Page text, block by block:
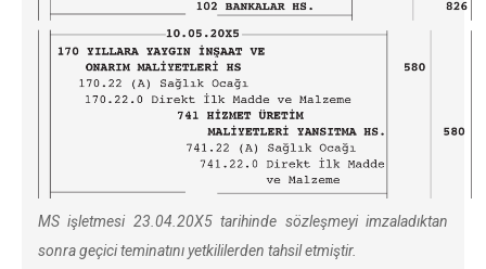
MS işletmesi 23.04.20X5 tarihinde sözleşmeyi imzaladıktan
sonra geçici teminatını yetkililerden tahsil etmiştir.